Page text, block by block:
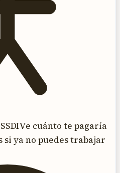
Ve cuánto te pagaría
si ya no puedes trabajar